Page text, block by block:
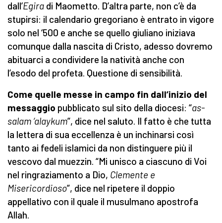
dall’Egira di Maometto. D’altra parte, non c’è da
stupirsi: il calendario gregoriano è entrato in vigore
solo nel ‘500 e anche se quello giuliano iniziava
comunque dalla nascita di Cristo, adesso dovremo
abituarci a condividere la natività anche con
l’esodo del profeta. Questione di sensibilità.
Come quelle messe in campo fin dall’inizio del
messaggio pubblicato sul sito della diocesi: “as-
salam ‘alaykum”, dice nel saluto. Il fatto è che tutta
la lettera di sua eccellenza è un inchinarsi così
tanto ai fedeli islamici da non distinguere più il
vescovo dal muezzin. “Mi unisco a ciascuno di Voi
nel ringraziamento a Dio, Clemente e
Misericordioso”, dice nel ripetere il doppio
appellativo con il quale il musulmano apostrofa
Allah.